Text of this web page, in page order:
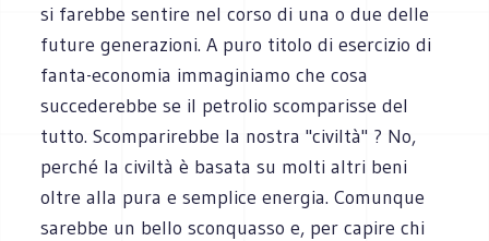
si farebbe sentire nel corso di una o due delle
future generazioni. A puro titolo di esercizio di
fanta-economia immaginiamo che cosa
succederebbe se il petrolio scomparisse del
tutto. Scomparirebbe la nostra "civiltà" ? No,
perché la civiltà è basata su molti altri beni
oltre alla pura e semplice energia. Comunque
sarebbe un bello sconquasso e, per capire chi